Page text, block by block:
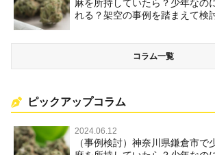
麻を所持していたら？少年なの
れる？架空の事例を踏まえて検
コラム一覧
ピックアップコラム
2024.06.12
（事例検討）神奈川県鎌倉市で